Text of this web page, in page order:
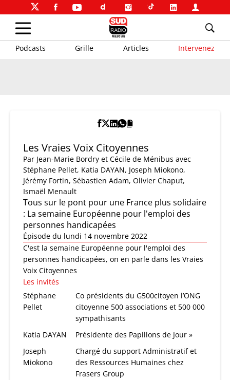
Podcasts Grille Articles Intervenez
Les Vraies Voix Citoyennes
Par Jean-Marie Bordry et Cécile de Ménibus avec
Stéphane Pellet, Katia DAYAN, Joseph Miokono,
Jérémy Fortin, Sébastien Adam, Olivier Chaput,
Ismaël Menault
Tous sur le pont pour une France plus solidaire
: La semaine Européenne pour l'emploi des
personnes handicapées
Épisode du lundi 14 novembre 2022
C'est la semaine Européenne pour l'emploi des
personnes handicapées, on en parle dans les Vraies
Voix Citoyennes
Les invités
Stéphane
Pellet
Co présidents du G500citoyen l’ONG
citoyenne 500 associations et 500 000
sympathisants
Katia DAYAN
Présidente des Papillons de Jour »
Joseph
Miokono
Chargé du support Administratif et
des Ressources Humaines chez
Frasers Group